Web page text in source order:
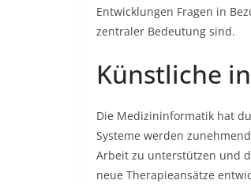
Entwicklungen Fragen in
zentraler Bedeutung sind.
Künstliche
Die Medizininformatik hat
Systeme werden
Arbeit zu unterstützen und
neue Therapieansätze